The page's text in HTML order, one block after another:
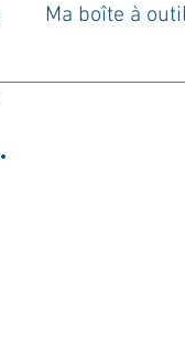
Ma boîte à